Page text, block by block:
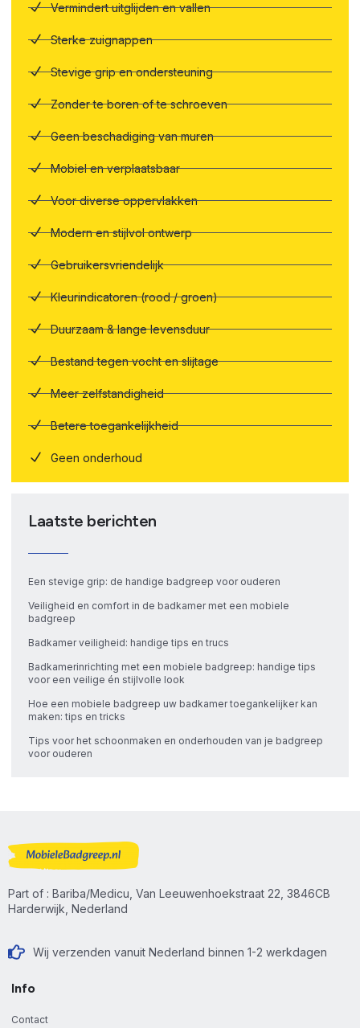
Vermindert uitglijden en vallen
Sterke zuignappen
Stevige grip en ondersteuning
Zonder te boren of te schroeven
Geen beschadiging van muren
Mobiel en verplaatsbaar
Voor diverse oppervlakken
Modern en stijlvol ontwerp
Gebruikersvriendelijk
Kleurindicatoren (rood / groen)
Duurzaam & lange levensduur
Bestand tegen vocht en slijtage
Meer zelfstandigheid
Betere toegankelijkheid
Geen onderhoud
Laatste berichten
Een stevige grip: de handige badgreep voor ouderen
Veiligheid en comfort in de badkamer met een mobiele
badgreep
Badkamer veiligheid: handige tips en trucs
Badkamerinrichting met een mobiele badgreep: handige tips
voor een veilige én stijlvolle look
Hoe een mobiele badgreep uw badkamer toegankelijker kan
maken: tips en tricks
Tips voor het schoonmaken en onderhouden van je badgreep
voor ouderen
Part of : Bariba/Medicu, Van Leeuwenhoekstraat 22, 3846CB
Harderwijk, Nederland
Wij verzenden vanuit Nederland binnen 1-2 werkdagen
Info
Contact